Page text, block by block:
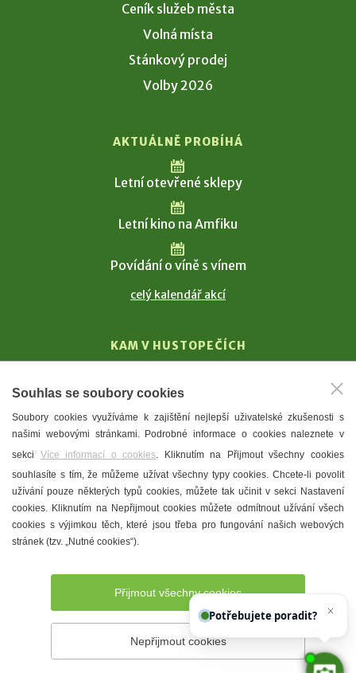
Ceník služeb města
Volná místa
Stánkový prodej
Volby 2026
AKTUÁLNĚ PROBÍHÁ
Letní otevřené sklepy
Letní kino na Amfiku
Povídání o víně s vínem
celý kalendář akcí
KAM V HUSTOPEČÍCH
T. G. Masaryk
Mandloně
Ubytování
Restaurace
Městské muzeum a galerie
Denní meníčka
Prohlášení o přístupnosti Správce webu
Souhlas se soubory cookies
Soubory cookies využíváme k zajištění nejlepší uživatelské zkušenosti s
našimi webovými stránkami. Podrobné informace o cookies naleznete v
sekci Více informací o cookies. Kliknutím na Přijmout všechny cookies
souhlasíte s tím, že můžeme užívat všechny typy cookies. Chcete-li povolit
užívání pouze některých typů cookies, můžete tak učinit v sekci Nastavení
cookies. Kliknutím na Nepřijmout cookies můžete odmítnout užívání všech
cookies s výjimkou těch, které jsou třeba pro fungování našich webových
stránek (tzv. „Nutné cookies“).
Přijmout všechny cookies
Nepřijmout cookies
Potřebujete poradit?Zeptejte se